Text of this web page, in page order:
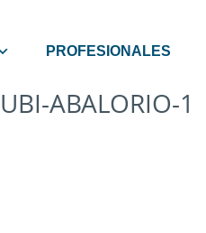
PROFESIONALES
ABALORIO-1